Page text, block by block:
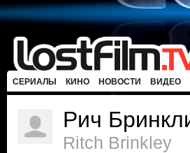
СЕРИАЛЫ КИНО НОВОСТИ ВИДЕО
Рич
Ritch Brinkley